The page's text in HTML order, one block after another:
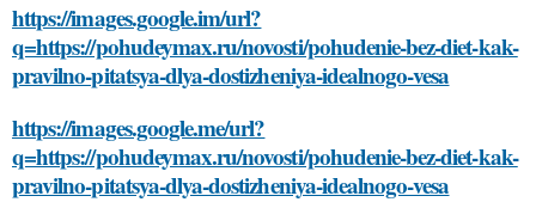
https://images.google.im/url?
q=https://pohudeymax.ru/novosti/pohudenie-bez-diet-kak-
pravilno-pitatsya-dlya-dostizheniya-idealnogo-vesa
https://images.google.me/url?
q=https://pohudeymax.ru/novosti/pohudenie-bez-diet-kak-
pravilno-pitatsya-dlya-dostizheniya-idealnogo-vesa